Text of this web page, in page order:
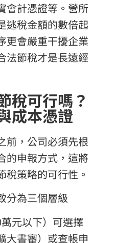
會計憑證等。營所
逃稅金額的數倍起
更會嚴重干擾企業
法節稅才是長遠經
稅可行嗎？
成本憑證
前，公司必須先根
的申報方式，這將
稅策略的可行性。
分為三個層級
萬元以下）可選擇
大書審）或查帳申